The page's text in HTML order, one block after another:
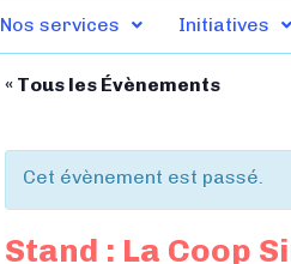
Nos services Initiatives
« Tous les Évènements
Cet évènement est passé.
Stand : La Coop